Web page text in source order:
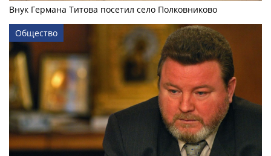
Внук Германа Титова посетил село Полковниково
Общество